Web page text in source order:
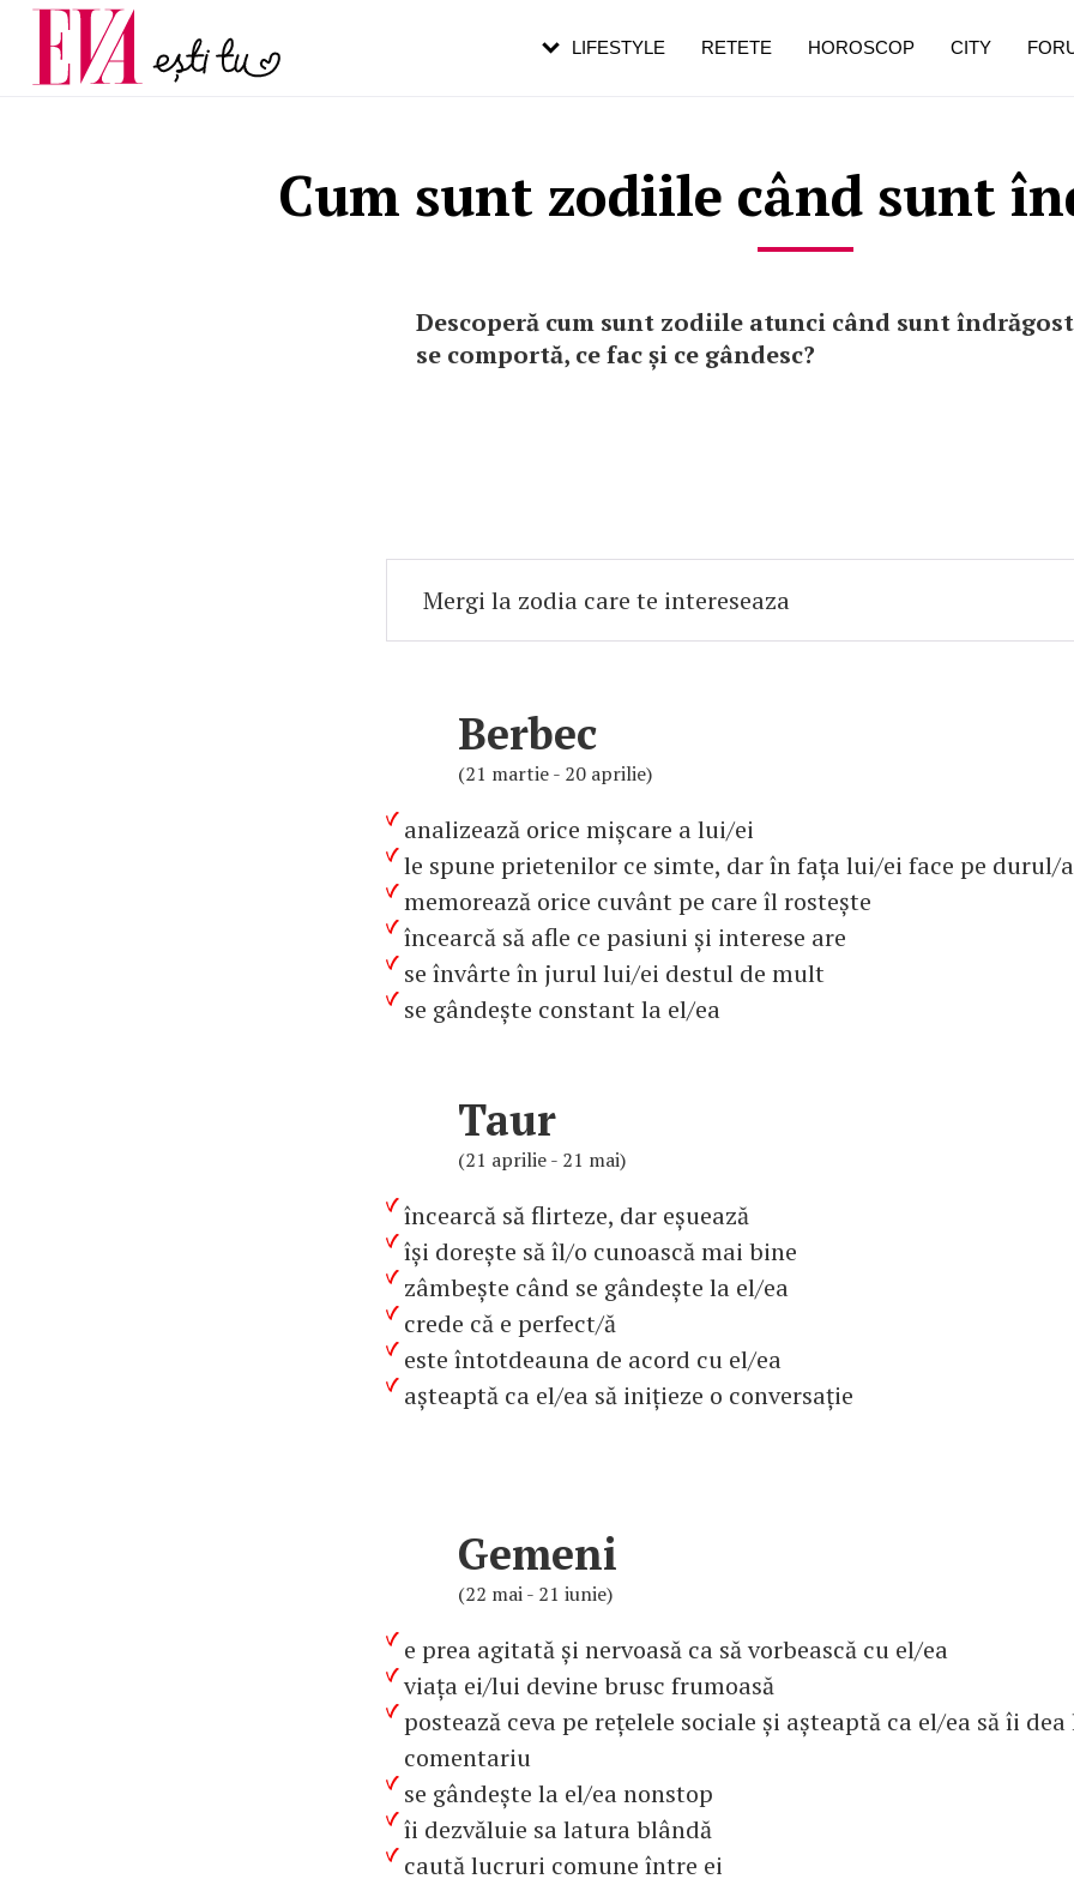
Cum sunt zodiile când sunt
Descoperă cum sunt zodiile atunci când sunt
se comportă, ce fac și ce gândesc?
Berbec
(21 martie - 20 aprilie)
analizează orice mișcare a lui/ei
le spune prietenilor ce simte, dar în fața lui/ei face pe durul/a
memorează orice cuvânt pe care îl rostește
încearcă să afle ce pasiuni și interese are
se învârte în jurul lui/ei destul de mult
se gândește constant la el/ea
Taur
(21 aprilie - 21 mai)
încearcă să flirteze, dar eșuează
își dorește să îl/o cunoască mai bine
zâmbește când se gândește la el/ea
crede că e perfect/ă
este întotdeauna de acord cu el/ea
așteaptă ca el/ea să inițieze o conversație
Gemeni
(22 mai - 21 iunie)
e prea agitată și nervoasă ca să vorbească cu el/ea
viața ei/lui devine brusc frumoasă
postează ceva pe rețelele sociale și așteaptă ca el/ea să îi
comentariu
se gândește la el/ea nonstop
îi dezvăluie sa latura blândă
caută lucruri comune între ei
LIFESTYLE RETETE HOROSCOP CITY
Carieră
Actualitate
pe măsură ce înaintezi în vârstă
de dureroasă este investigația